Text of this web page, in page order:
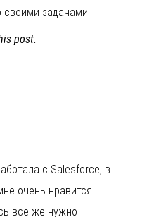
задачами.
post.
с Salesforce, в
очень нравится
все же нужно